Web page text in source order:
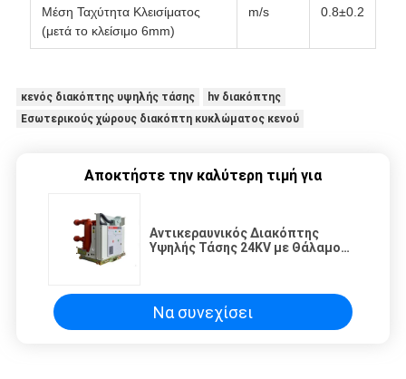
Μέση Ταχύτητα Κλεισίματος
(μετά το κλείσιμο 6mm)
m/s 0.8±0.2
κενός διακόπτης υψηλής τάσης
hv διακόπτης
Εσωτερικούς χώρους διακόπτη κυκλώματος κενού
Αποκτήστε την καλύτερη τιμή για
Αντικεραυνικός Διακόπτης
Υψηλής Τάσης 24KV με Θάλαμο
Να συνεχίσει